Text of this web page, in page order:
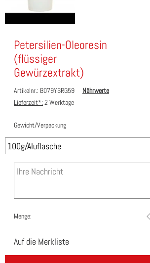
Petersilien-Oleoresin
(flüssiger
Gewürzextrakt)
Artikelnr.: B079YSRG59
Nährwerte
Lieferzeit*: 2 Werktage
Gewicht/Verpackung
Menge:
Auf die Merkliste